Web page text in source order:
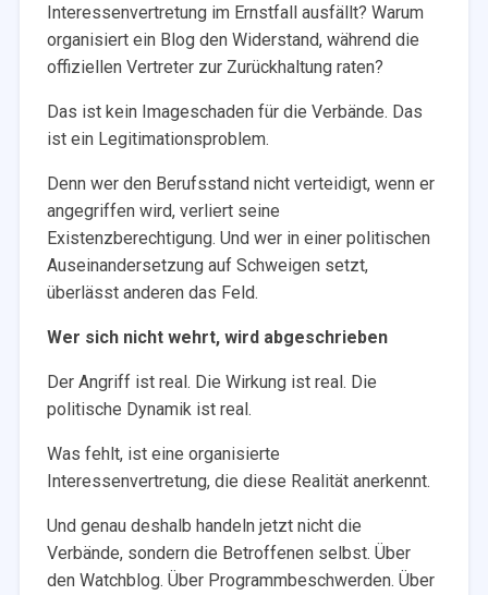
Interessenvertretung im Ernstfall ausfällt? Warum
organisiert ein Blog den Widerstand, während die
offiziellen Vertreter zur Zurückhaltung raten?
Das ist kein Imageschaden für die Verbände. Das
ist ein Legitimationsproblem.
Denn wer den Berufsstand nicht verteidigt, wenn er
angegriffen wird, verliert seine
Existenzberechtigung. Und wer in einer politischen
Auseinandersetzung auf Schweigen setzt,
überlässt anderen das Feld.
Wer sich nicht wehrt, wird abgeschrieben
Der Angriff ist real. Die Wirkung ist real. Die
politische Dynamik ist real.
Was fehlt, ist eine organisierte
Interessenvertretung, die diese Realität anerkennt.
Und genau deshalb handeln jetzt nicht die
Verbände, sondern die Betroffenen selbst. Über
den Watchblog. Über Programmbeschwerden. Über